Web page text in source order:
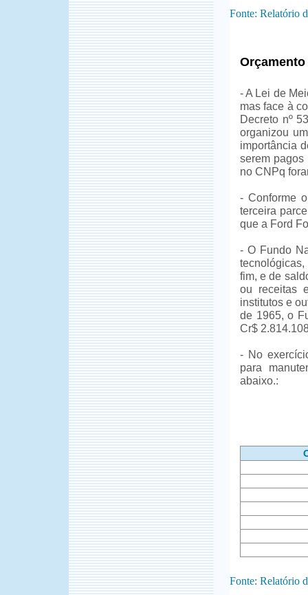
Fonte: Relatório
Orçamento
- A Lei de
mas face à
Decreto nº
organizou
importância
serem
no CNPq
- Conforme
terceira
que a Ford
- O Fundo
fim, e de
ou receitas
institutos e
de 1965, o
Cr$
- No
para
abaixo.:
Fonte: Relatório